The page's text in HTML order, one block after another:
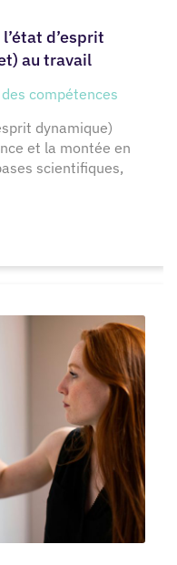
l’état d’esprit
au travail
compétences
dynamique)
et la montée en
scientifiques,